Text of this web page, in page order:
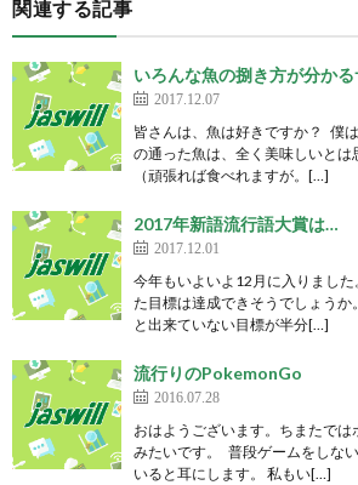
関連する記事
いろんな魚の捌き方が分かる
2017.12.07
皆さんは、魚は好きですか？ 僕
の通った魚は、全く美味しいとは
（頑張れば食べれますが。[…]
2017年新語流行語大賞は…
2017.12.01
今年もいよいよ12月に入りまし
た目標は達成できそうでしょうか
と出来ていない目標が半分[…]
流行りのPokemonGo
2016.07.28
おはようございます。ちまたで
みたいです。 普段ゲームをしな
いると耳にします。 私もい[…]